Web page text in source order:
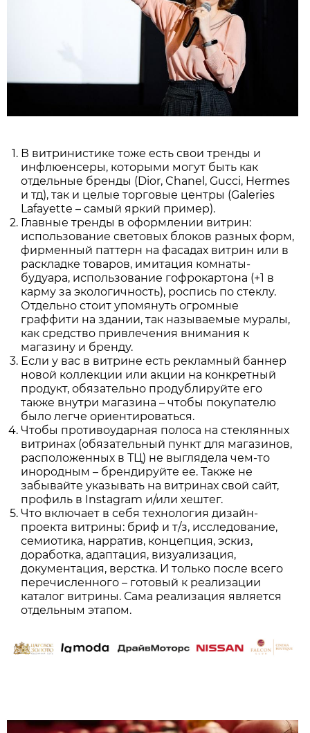
В витринистике тоже есть свои тренды и
инфлюенсеры, которыми могут быть как
отдельные бренды (Dior, Chanel, Gucci, Hermes
и тд), так и целые торговые центры (Galeries
Lafayette – самый яркий пример).
Главные тренды в оформлении витрин:
использование световых блоков разных форм,
фирменный паттерн на фасадах витрин или в
раскладке товаров, имитация комнаты-
будуара, использование гофрокартона (+1 в
карму за экологичность), роспись по стеклу.
Отдельно стоит упомянуть огромные
граффити на здании, так называемые муралы,
как средство привлечения внимания к
магазину и бренду.
Если у вас в витрине есть рекламный баннер
новой коллекции или акции на конкретный
продукт, обязательно продублируйте его
также внутри магазина – чтобы покупателю
было легче ориентироваться.
Чтобы противоударная полоса на стеклянных
витринах (обязательный пункт для магазинов,
расположенных в ТЦ) не выглядела чем-то
инородным – брендируйте ее. Также не
забывайте указывать на витринах свой сайт,
профиль в Instagram и/или хештег.
Что включает в себя технология дизайн-
проекта витрины: бриф и т/з, исследование,
семиотика, нарратив, концепция, эскиз,
доработка, адаптация, визуализация,
документация, верстка. И только после всего
перечисленного – готовый к реализации
каталог витрины. Сама реализация является
отдельным этапом.